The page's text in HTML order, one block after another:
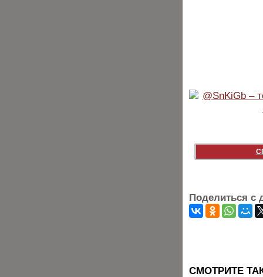
Поделиться с
CМОТРИТЕ